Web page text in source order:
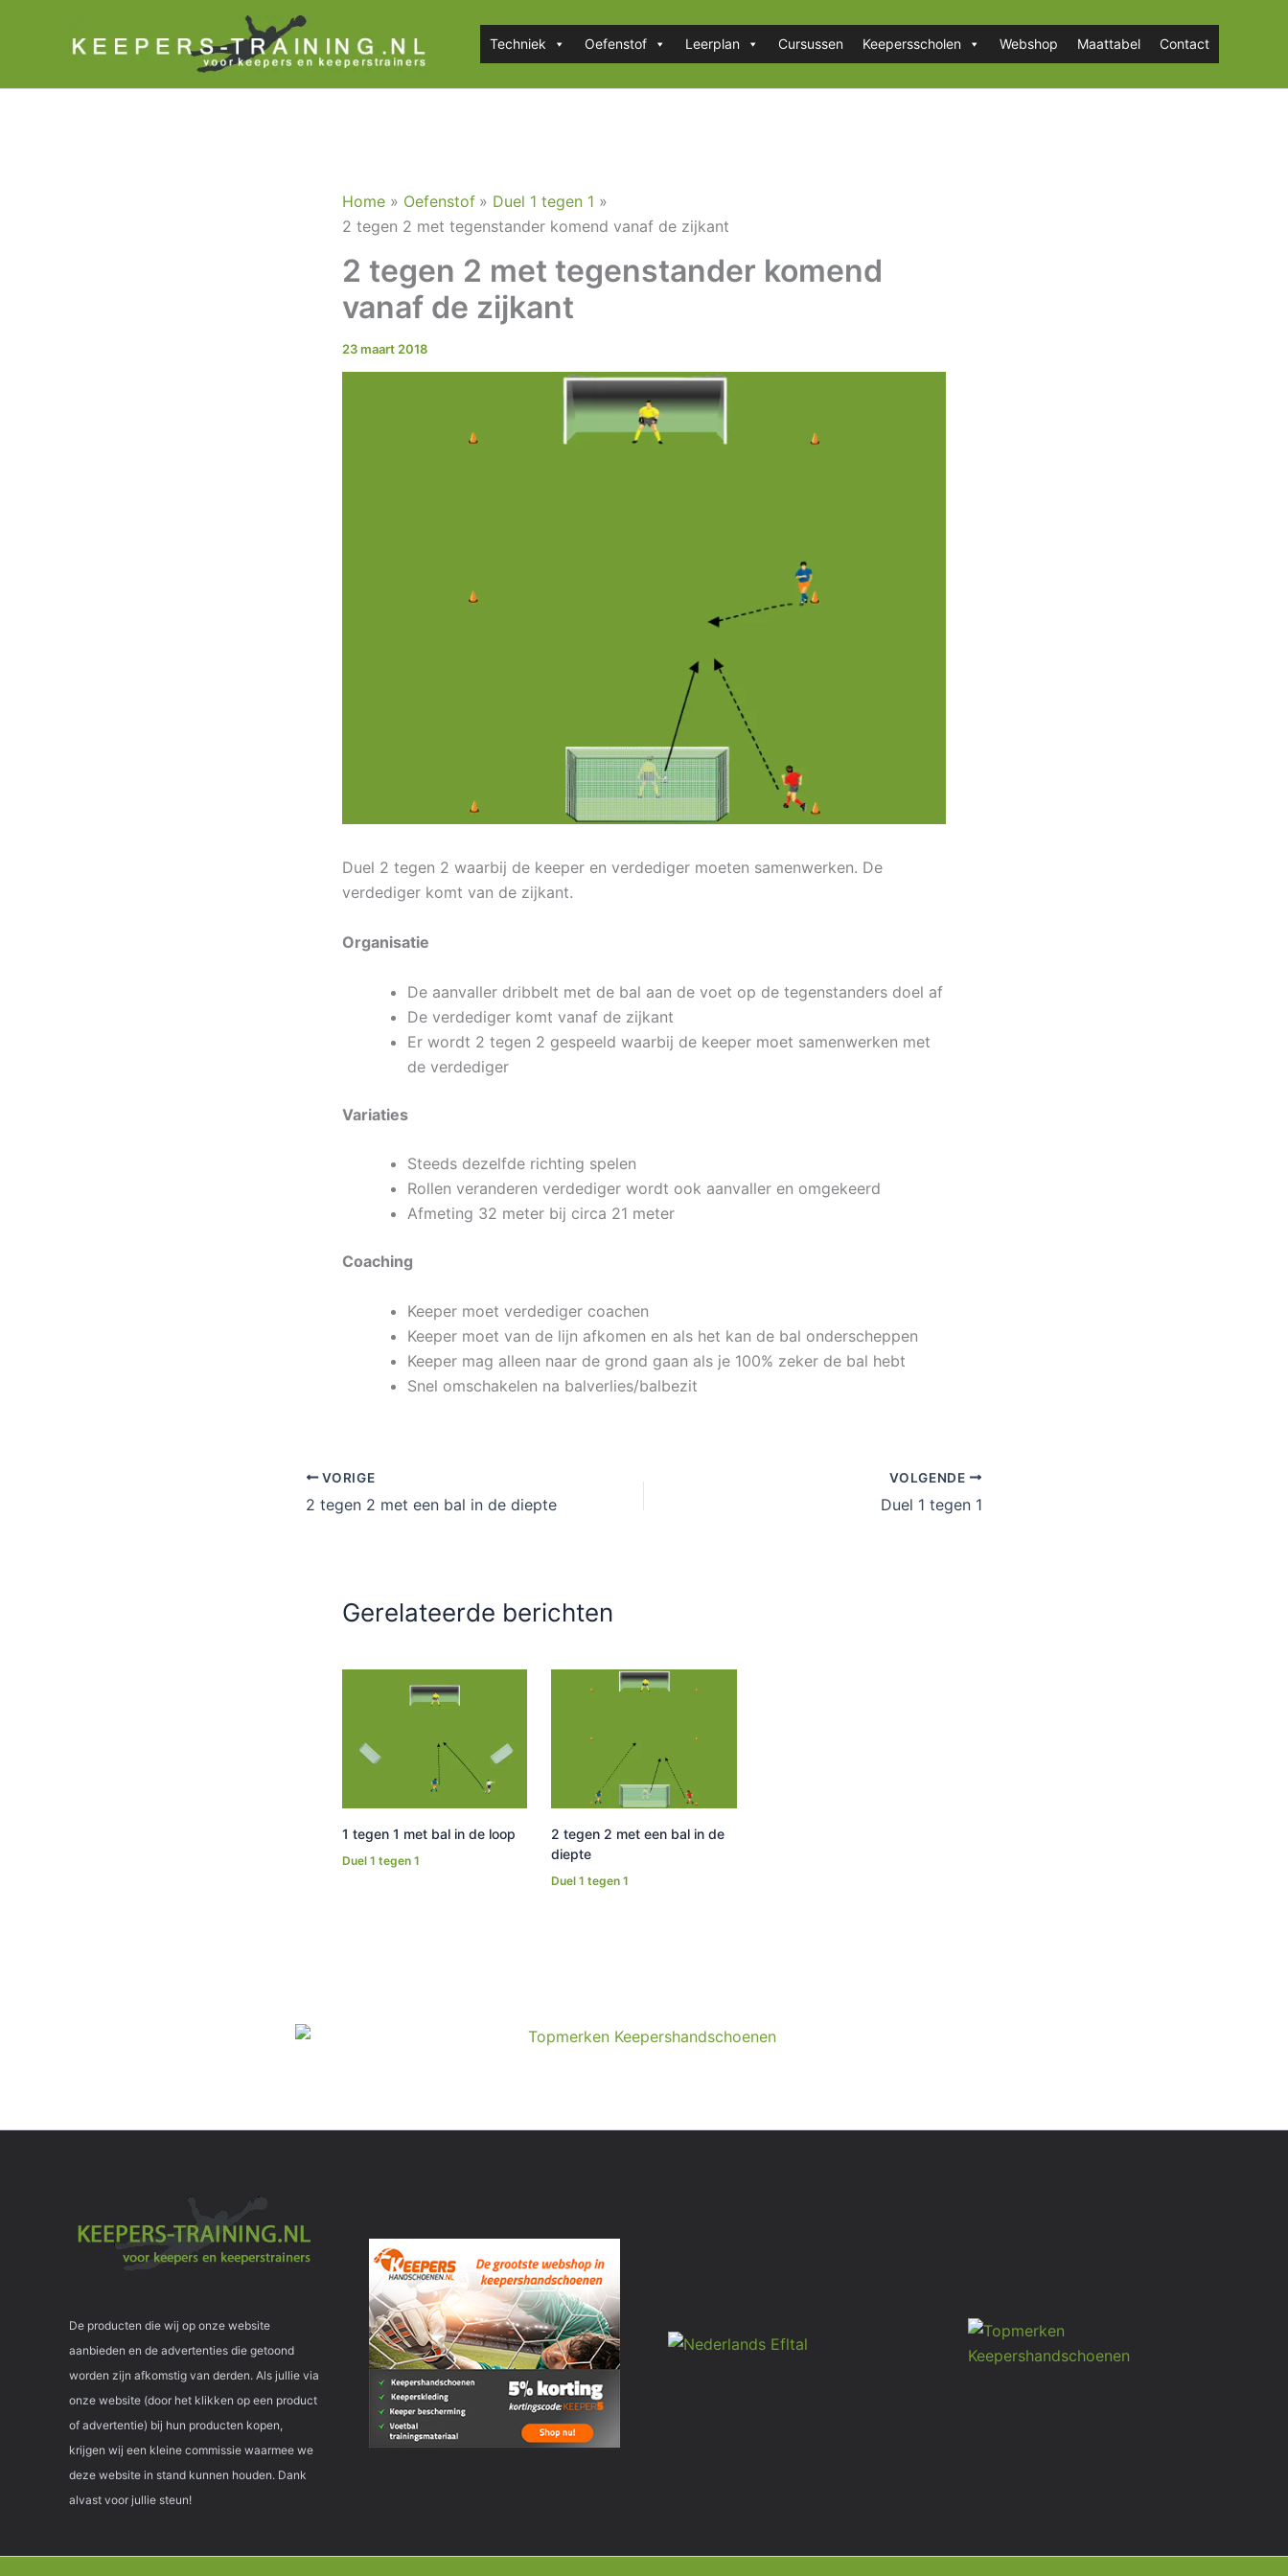
inhoud
Techniek Oefenstof Leerplan Cursussen Keepersscholen Webshop Maattabel Contact
Home Oefenstof
Duel 1 tegen 1
2 tegen 2 met tegenstander komend vanaf de zijkant
2 tegen 2 met tegenstander komend
vanaf de zijkant
23 maart 2018
Duel 2 tegen 2 waarbij de keeper en verdediger moeten samenwerken. De
verdediger komt van de zijkant.
Organisatie
De aanvaller dribbelt met de bal aan de voet op de tegenstanders doel af
De verdediger komt vanaf de zijkant
Er wordt 2 tegen 2 gespeeld waarbij de keeper moet samenwerken met
de verdediger
Variaties
Steeds dezelfde richting spelen
Rollen veranderen verdediger wordt ook aanvaller en omgekeerd
Afmeting 32 meter bij circa 21 meter
Coaching
Keeper moet verdediger coachen
Keeper moet van de lijn afkomen en als het kan de bal onderscheppen
Keeper mag alleen naar de grond gaan als je 100% zeker de bal hebt
Snel omschakelen na balverlies/balbezit
VORIGE
2 tegen 2 met een bal in de diepte
VOLGENDE
Duel 1 tegen 1
Gerelateerde berichten
1 tegen 1 met bal in de loop
Duel 1 tegen 1
2 tegen 2 met een bal in de
diepte
Duel 1 tegen 1
De producten die wij op onze website
aanbieden en de advertenties die getoond
worden zijn afkomstig van derden. Als jullie via
onze website (door het klikken op een product
of advertentie) bij hun producten kopen,
krijgen wij een kleine commissie waarmee we
deze website in stand kunnen houden. Dank
alvast voor jullie steun!